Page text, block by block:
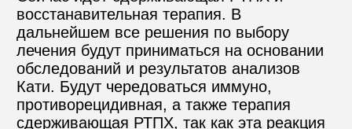
восстанавительная терапия. В
дальнейшем все решения по выбору
лечения будут приниматься на основании
обследований и результатов анализов
Кати. Будут чередоваться иммуно,
противорецидивная, а также терапия
сдерживающая РТПХ, так как эта реакция